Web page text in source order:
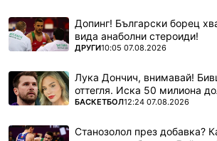
Допинг! Български борец
вида анаболни стероиди!
ПОВЕЧЕ ОТ
ДРУГИ10:05 07.08.2026
Лука Дончич, внимавай!
оттегля. Иска 50 милиона
ПОВЕЧЕ ОТ
БАСКЕТБОЛ12:24 07.08.2026
Станозолол през добавка?